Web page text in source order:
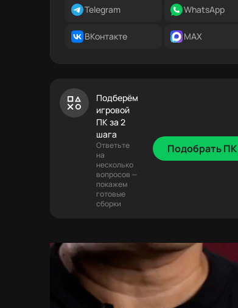
Telegram WhatsApp
ВКонтакте MAX
Подберём
игровой
ПК за 2
шага
Ответьте
на
несколько
вопросов —
покажем
готовые
сборки
Подобрать ПК